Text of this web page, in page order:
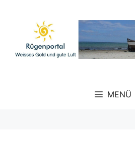
springen
MENÜ